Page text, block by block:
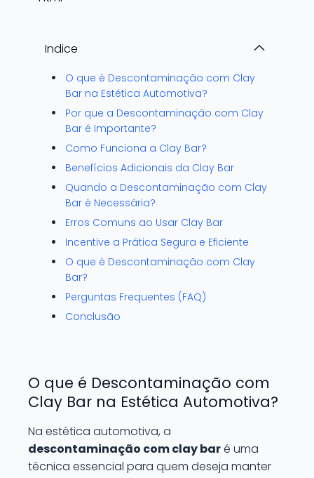
Indice
O que é Descontaminação com Clay
Bar na Estética Automotiva?
Por que a Descontaminação com Clay
Bar é Importante?
Como Funciona a Clay Bar?
Benefícios Adicionais da Clay Bar
Quando a Descontaminação com Clay
Bar é Necessária?
Erros Comuns ao Usar Clay Bar
Incentive a Prática Segura e Eficiente
O que é Descontaminação com Clay
Bar?
Perguntas Frequentes (FAQ)
Conclusão
O que é Descontaminação com
Clay Bar na Estética Automotiva?
Na estética automotiva, a
descontaminação com clay baré uma
técnica essencial para quem deseja manter